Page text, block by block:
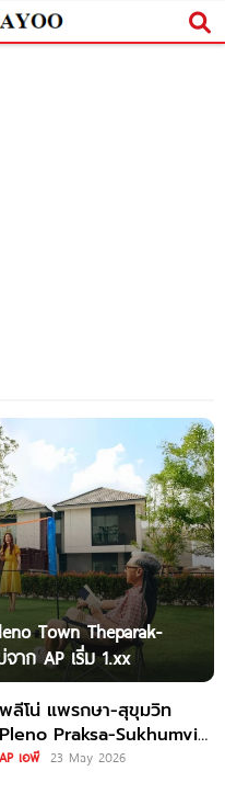
Town Theparak-
าก AP เริ่ม 1.xx
พลีโน่ แพรกษา-สุขุมวิท
Pleno Praksa-Sukhumvit
ทาวน์โฮมและบ้านแฝดใหม่ ติด
AP เอพี 23 May 2026